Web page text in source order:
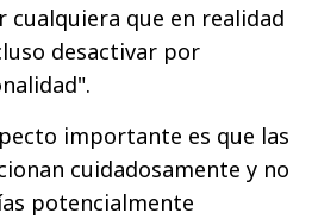
cualquiera que en realidad
desactivar por
importante es que las
cuidadosamente y no
potencialmente